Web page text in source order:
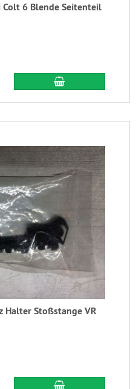
6 Blende Seitenteil
Halter Stoßstange VR